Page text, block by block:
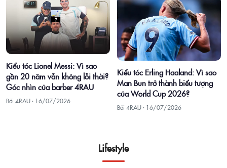
Kiểu tóc Lionel Messi: Vì sao
gần 20 năm vẫn không lỗi thời?
Góc nhìn của barber 4RAU
Bởi 4RAU · 16/07/2026
Kiểu tóc Erling Haaland: Vì sao
Man Bun trở thành biểu tượng
của World Cup 2026?
Bởi 4RAU · 16/07/2026
Lifestyle